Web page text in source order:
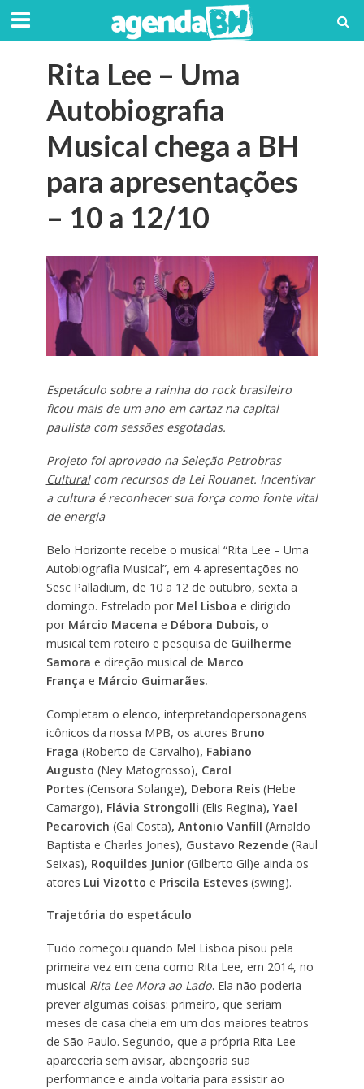
Rita Lee – Uma
Autobiografia
Musical chega a BH
para apresentações
– 10 a 12/10
Espetáculo sobre a rainha do rock brasileiro
ficou mais de um ano em cartaz na capital
paulista com sessões esgotadas.
Projeto foi aprovado na Seleção Petrobras
Culturalcom recursos da Lei Rouanet. Incentivar
a cultura é reconhecer sua força como fonte vital
de energia
Belo Horizonte recebe o musical “Rita Lee – Uma
Autobiografia Musical”, em 4 apresentações no
Sesc Palladium, de 10 a 12 de outubro, sexta a
domingo. Estrelado por Mel Lisboa e dirigido
por Márcio Macena e Débora Dubois, o
musical tem roteiro e pesquisa de Guilherme
Samora e direção musical de Marco
França e Márcio Guimarães.
Completam o elenco, interpretandopersonagens
icônicos da nossa MPB, os atores Bruno
Fraga (Roberto de Carvalho), Fabiano
Augusto (Ney Matogrosso), Carol
Portes (Censora Solange), Debora Reis (Hebe
Camargo), Flávia Strongolli (Elis Regina), Yael
Pecarovich (Gal Costa), Antonio Vanfill (Arnaldo
Baptista e Charles Jones), Gustavo Rezende (Raul
Seixas), Roquildes Junior (Gilberto Gil)e ainda os
atores Lui Vizotto e Priscila Esteves (swing).
Trajetória do espetáculo
Tudo começou quando Mel Lisboa pisou pela
primeira vez em cena como Rita Lee, em 2014, no
musical Rita Lee Mora ao Lado. Ela não poderia
prever algumas coisas: primeiro, que seriam
meses de casa cheia em um dos maiores teatros
de São Paulo. Segundo, que a própria Rita Lee
apareceria sem avisar, abençoaria sua
performance e ainda voltaria para assistir ao